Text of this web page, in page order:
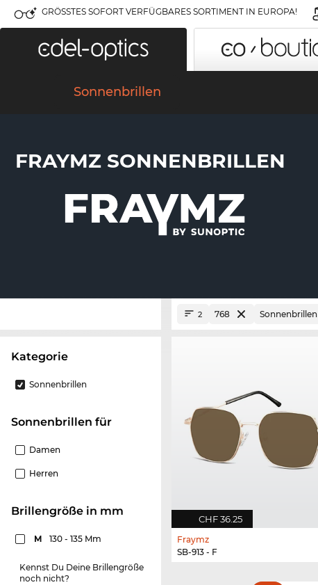
GRÖSSTES SOFORT VERFÜGBARES SORTIMENT IN EUROPA!
Sonnenbrillen
FRAYMZ SONNENBRILLEN
Kategorie
Sonnenbrillen
Sonnenbrillen für
Damen
Herren
Brillengröße in mm
M 130 - 135 Mm
Kennst Du Deine Brillengröße
noch nicht?
2 768 Sonnenbrillen
CHF 36.25
Fraymz
SB-913 - F